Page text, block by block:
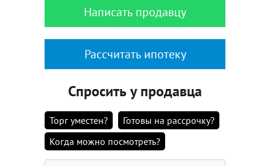
Написать продавцу
Рассчитать ипотеку
Спросить у продавца
Торг уместен?
Готовы на рассрочку?
Когда можно посмотреть?